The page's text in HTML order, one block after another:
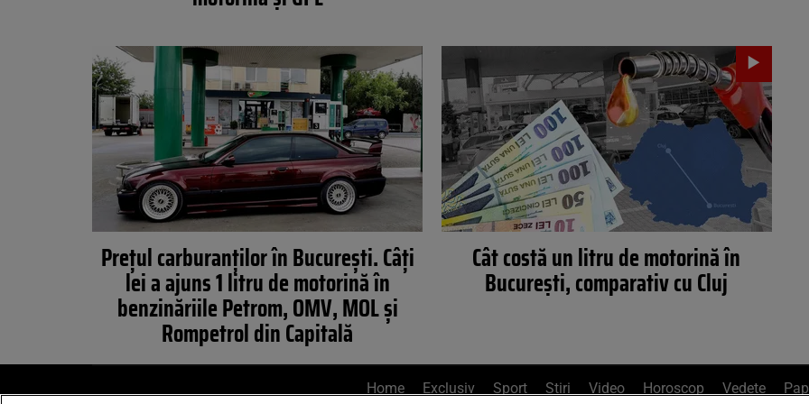
Prețul carburanților în București. Câți
lei a ajuns 1 litru de motorină în
benzinăriile Petrom, OMV, MOL și
Rompetrol din Capitală
Cât costă un litru de motorină în
București, comparativ cu Cluj
Home Exclusiv Sport Știri Video Horoscop Vedete